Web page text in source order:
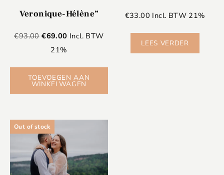
Veronique-Hélène”
€93.00 €69.00 Incl. BTW
21%
TOEVOEGEN AAN
WINKELWAGEN
€33.00 Incl. BTW 21%
LEES VERDER
Out of stock